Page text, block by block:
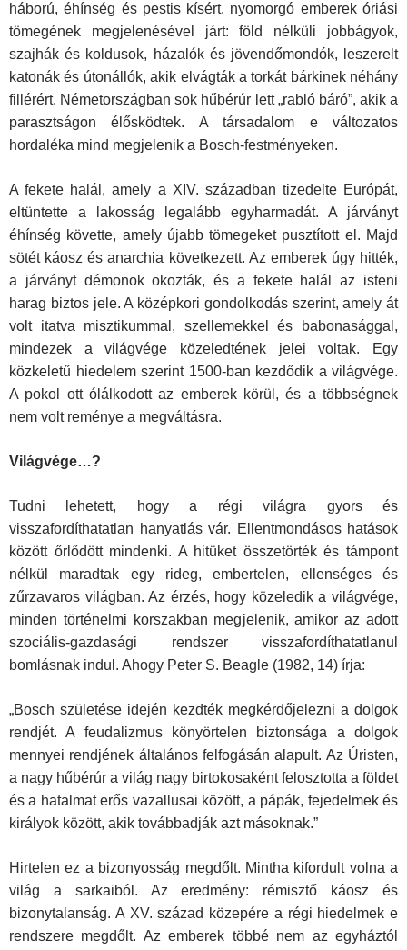
háború, éhínség és pestis kísért, nyomorgó emberek óriási
tömegének megje­lenésével járt: föld nélküli jobbágyok,
szajhák és koldusok, házalók és jövendőmondók, leszerelt
katonák és útonállók, akik elvágták a torkát bárkinek néhány
fillérért. Németországban sok hűbérúr lett „rabló báró”, akik a
parasztságon élősködtek. A társadalom e változatos
hordaléka mind megjelenik a Bosch-festményeken.
A fekete halál, amely a XIV. században tizedelte Európát,
eltüntette a lakosság legalább egyharmadát. A járványt
éhínség követte, amely újabb tömegeket pusztított el. Majd
sötét káosz és anarchia következett. Az emberek úgy hitték,
a járványt démonok okozták, és a fekete halál az isteni
harag biztos jele. A középkori gondolkodás szerint, amely át
volt itatva misztikummal, szellemekkel és babonasággal,
mindezek a világvége közeledtének jelei voltak. Egy
közkeletű hiedelem szerint 1500-ban kezdődik a világvége.
A pokol ott ólálkodott az emberek körül, és a többségnek
nem volt reménye a megváltásra.
Világvége…?
Tudni lehetett, hogy a régi világra gyors és
visszafordíthatatlan hanyatlás vár. Ellentmondásos hatások
között őrlődött mindenki. A hitüket össze­törték és támpont
nélkül maradtak egy rideg, embertelen, ellenséges és
zűrzavaros világban. Az érzés, hogy közeledik a világvége,
minden történelmi korszakban megjelenik, amikor az adott
szociális-gazdasági rendszer visszafordíthatatlanul
bomlásnak indul. Ahogy Peter S. Beagle (1982, 14) írja:
„Bosch születése idején kezdték megkérdőjelezni a dolgok
rendjét. A feudalizmus könyörtelen biztonsága a dolgok
mennyei rendjének általános felfogásán alapult. Az Úristen,
a nagy hűbérúr a világ nagy birtokosaként felosztotta a földet
és a hatalmat erős vazallusai között, a pápák, fejedelmek és
királyok között, akik továbbadják azt másoknak.”
Hirtelen ez a bizonyosság megdőlt. Mintha kifordult volna a
világ a sarkaiból. Az eredmény: rémisztő káosz és
bizonytalanság. A XV. század közepére a régi hiedelmek e
rendszere megdőlt. Az emberek többé nem az egyháztól